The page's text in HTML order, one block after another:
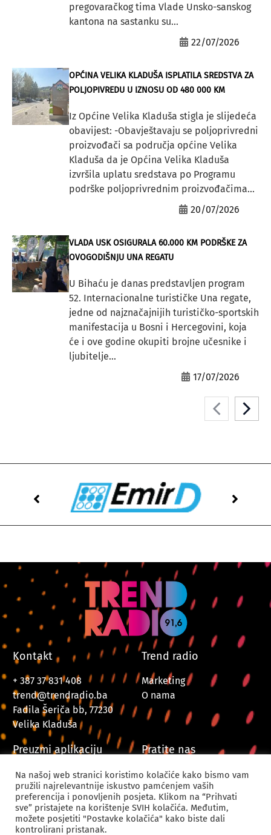
pregovaračkog tima Vlade Unsko-sanskog
kantona na sastanku su...
22/07/2026
OPĆINA VELIKA KLADUŠA ISPLATILA SREDSTVA ZA
POLJOPIVREDU U IZNOSU OD 480 000 KM
Iz Općine Velika Kladuša stigla je slijedeća
obavijest: -Obavještavaju se poljoprivredni
proizvođači sa područja općine Velika
Kladuša da je Općina Velika Kladuša
izvršila uplatu sredstava po Programu
podrške poljoprivrednim proizvođačima...
20/07/2026
VLADA USK OSIGURALA 60.000 KM PODRŠKE ZA
OVOGODIŠNJU UNA REGATU
U Bihaću je danas predstavljen program
52. Internacionalne turističke Una regate,
jedne od najznačajnijih turističko-sportskih
manifestacija u Bosni i Hercegovini, koja
će i ove godine okupiti brojne učesnike i
ljubitelje...
17/07/2026
Kontakt
+ 387 37 831 408
trend@trendradio.ba
Fadila Šeriča bb, 77230
Velika Kladuša
Trend radio
Marketing
O nama
Preuzmi aplikaciju Pratite nas
Na našoj web stranici koristimo kolačiće kako bismo vam
pružili najrelevantnije iskustvo pamćenjem vaših
preferencija i ponovljenih posjeta. Klikom na “Prihvati
sve” pristajete na korištenje SVIH kolačića. Međutim,
možete posjetiti "Postavke kolačića" kako biste dali
kontrolirani pristanak.